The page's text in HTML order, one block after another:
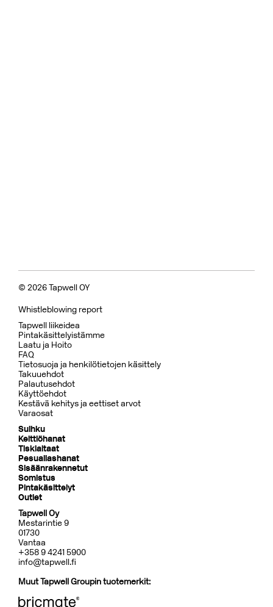
© 2026 Tapwell OY
Whistleblowing report
Tapwell liikeidea
Pintakäsittelyistämme
Laatu ja Hoito
FAQ
Tietosuoja ja henkilötietojen käsittely
Takuuehdot
Palautusehdot
Käyttöehdot
Kestävä kehitys ja eettiset arvot
Varaosat
Suihku
Keittiöhanat
Tiskialtaat
Pesuallashanat
Sisäänrakennetut
Somistus
Pintakäsittelyt
Outlet
Tapwell Oy
Mestarintie 9
01730
Vantaa
+358 9 4241 5900
info@tapwell.fi
Muut Tapwell Groupin tuotemerkit: